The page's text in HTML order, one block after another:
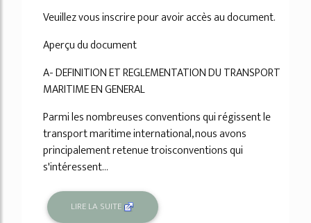
Veuillez vous inscrire pour avoir accès au document.
Aperçu du document
A- DEFINITION ET REGLEMENTATION DU TRANSPORT
MARITIME EN GENERAL
Parmi les nombreuses conventions qui régissent le
transport maritime international, nous avons
principalement retenue troisconventions qui
s'intéressent...
LIRE LA SUITE